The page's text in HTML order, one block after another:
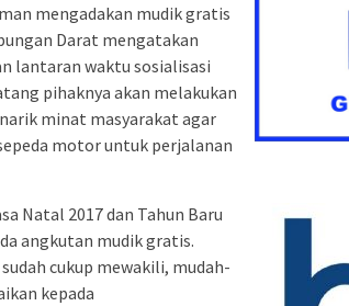
mengadakan mudik gratis
Darat mengatakan
lantaran waktu sosialisasi
pihaknya akan melakukan
minat masyarakat agar
motor untuk perjalanan
Natal 2017 dan Tahun Baru
angkutan mudik gratis.
cukup mewakili, mudah-
kepada